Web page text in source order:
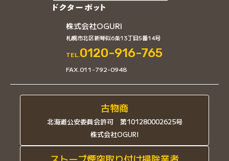
株式会社OGURI
札幌市北区新琴似6条13丁目5番14号
TEL.0120-916-765
FAX.011-792-0948
古物商
北海道公安委員会許可 第101280002625号
株式会社OGURI